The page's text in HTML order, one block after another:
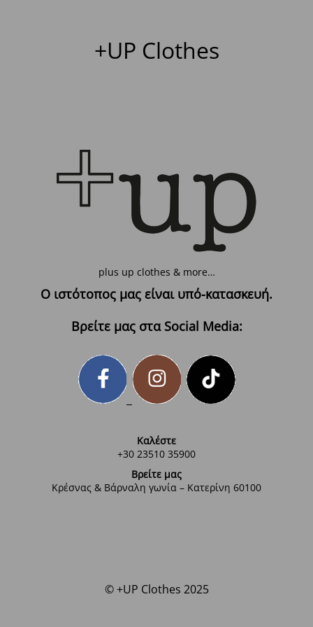
+UP Clothes
plus up clothes & more…
Ο ιστότοπος μας είναι υπό-κατασκευή.
Βρείτε μας στα Social Media:
Καλέστε
+30 23510 35900
Βρείτε μας
Κρέσνας & Βάρναλη γωνία – Κατερίνη 60100
© +UP Clothes 2025